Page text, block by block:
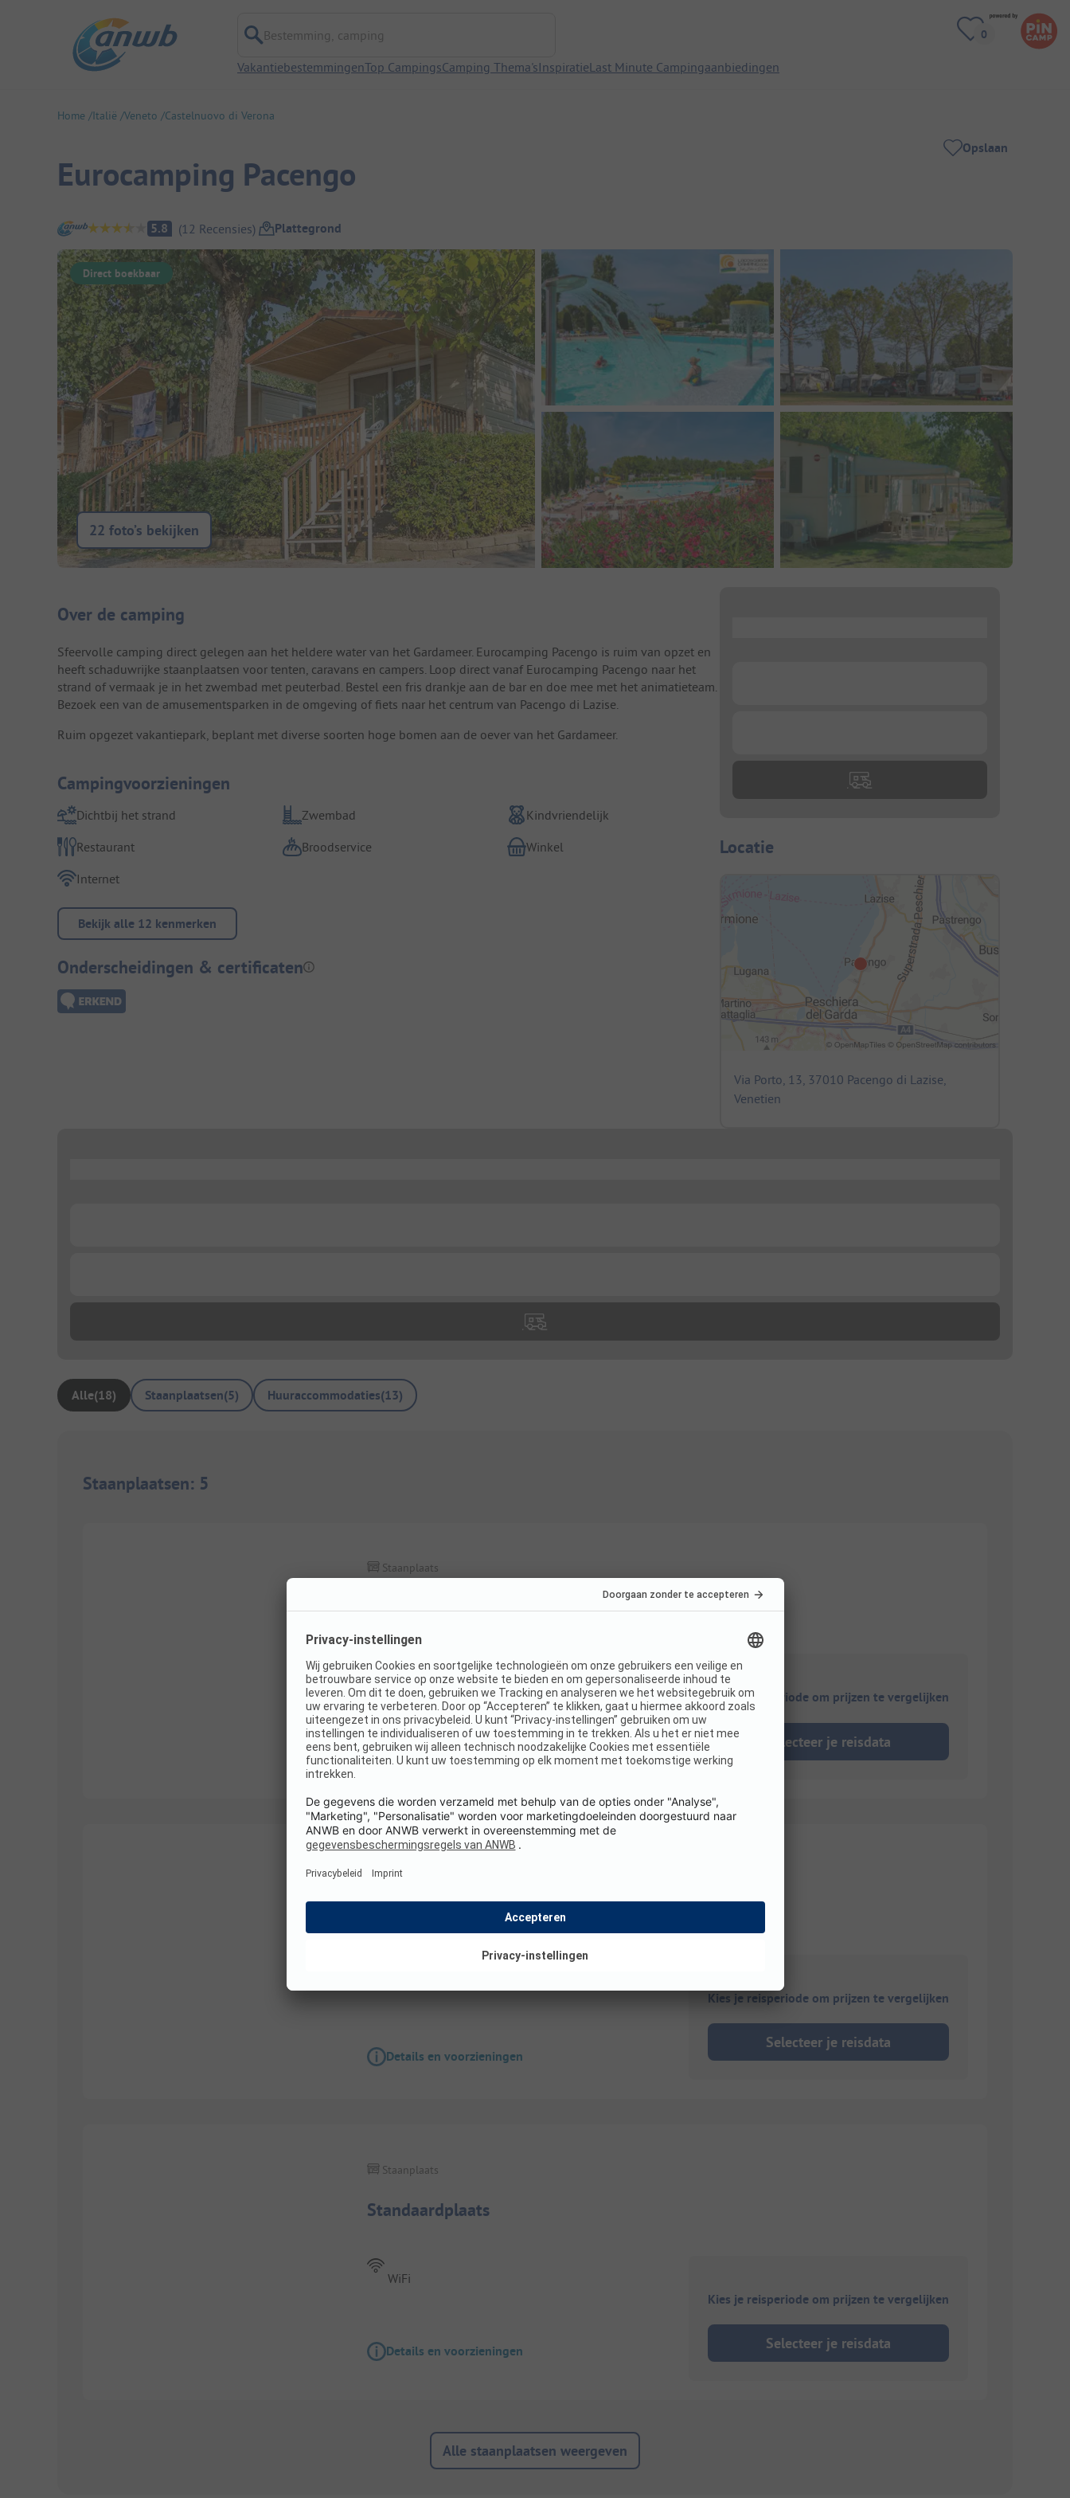
Bestemming, camping
VakantiebestemmingenTop CampingsCamping Thema'sInspiratieLast Minute Campingaanbiedingen
Home Italië Veneto Castelnuovo di Verona
Eurocamping Pacengo
Opslaan
Camping overzicht
5.8 (12 Recensies) Plattegrond
Direct boekbaar
22 foto’s bekijken
Camping introductie
Over de camping
Sfeervolle camping direct gelegen aan het heldere water van het Gardameer. Eurocamping Pacengo is ruim van opzet en
heeft schaduwrijke staanplaatsen voor tenten, caravans en campers. Loop direct vanaf Eurocamping Pacengo naar het
strand of vermaak je in het zwembad met peuterbad. Bestel een fris drankje aan de bar en doe mee met het animatieteam.
Bezoek een van de amusementsparken in de omgeving of fiets naar het centrum van Pacengo di Lazise.
Ruim opgezet vakantiepark, beplant met diverse soorten hoge bomen aan de oever van het Gardameer.
Campingvoorzieningen
Dichtbij het strand Zwembad
Kindvriendelijk
Restaurant
Broodservice
Winkel
Internet
Bekijk alle 12 kenmerken
Onderscheidingen & certificaten
Locatie
Via Porto, 13, 37010 Pacengo di Lazise,
Venetien
Alle(18) Staanplaatsen(5) Huuraccommodaties(13)
Staanplaatsen: 5
Meertje Kavel
Staanplaats
Honden toegestaan WiFi
Details en voorzieningen
Kies je reisperiode om prijzen te vergelijken
Selecteer je reisdata
VIP Plek
Staanplaats
Details en voorzieningen
Kies je reisperiode om prijzen te vergelijken
Selecteer je reisdata
Standaardplaats
Staanplaats
WiFi
Details en voorzieningen
Kies je reisperiode om prijzen te vergelijken
Selecteer je reisdata
Alle staanplaatsen weergeven